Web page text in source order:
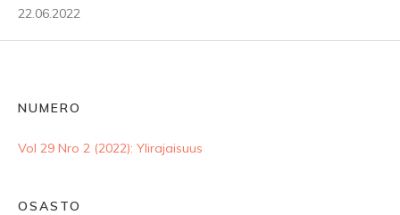
22.06.2022
NUMERO
Vol 29 Nro 2 (2022): Ylirajaisuus
OSASTO